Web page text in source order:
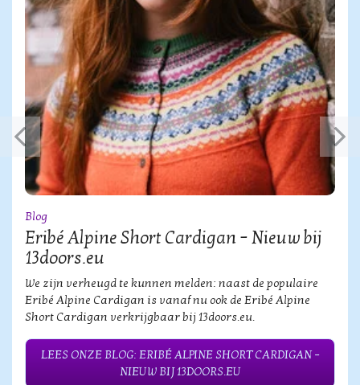
Blog
Eribé Alpine Short Cardigan – Nieuw bij
13doors.eu
We zijn verheugd te kunnen melden: naast de populaire
Eribé Alpine Cardigan is vanaf nu ook de Eribé Alpine
Short Cardigan verkrijgbaar bij 13doors.eu.
LEES ONZE BLOG: ERIBÉ ALPINE SHORT CARDIGAN –
NIEUW BIJ 13DOORS.EU